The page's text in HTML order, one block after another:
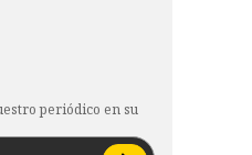
periódico en su